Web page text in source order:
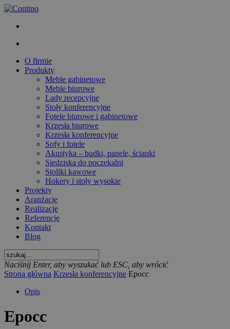
O firmie
Produkty
Meble gabinetowe
Meble biurowe
Lady recepcyjne
Stoły konferencyjne
Fotele biurowe i gabinetowe
Krzesła biurowe
Krzesła konferencyjne
Sofy i fotele
Akustyka – budki, panele, ścianki
Siedziska do poczekalni
Stoliki kawowe
Hokery i stoły wysokie
Projekty
Aranżacje
Realizacje
Referencje
Kontakt
Blog
Naciśnij Enter, aby wyszukać lub ESC, aby wrócić
Strona główna Krzesła konferencyjne Epocc
Opis
Epocc